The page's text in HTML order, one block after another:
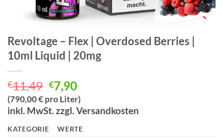
Revoltage – Flex | Overdosed Berries |
10ml Liquid | 20mg
€11,49 Ursprünglicher
Preis
war:
€7,90Aktueller
Preis
ist:
(790,00 € pro Liter)
inkl. MwSt. zzgl. Versandkosten
KATEGORIE
WERTE